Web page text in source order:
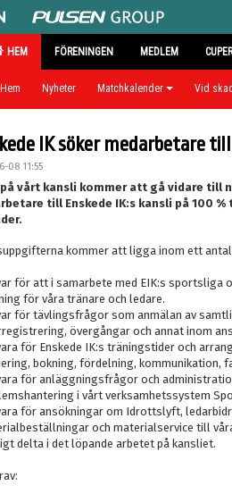
HEM FÖRENINGEN MEDLEM
Hem Nyheter Matchkalender Vid
IK söker medarbetare
08 11:55
vårt kansli kommer att gå vidare till
till Enskede IK:s kansli på 100
kommer att ligga inom ett
för att i samarbete med EIK:s sportsliga
för våra tränare och ledare.
för tävlingsfrågor som anmälan av
övergångar och annat inom
för Enskede IK:s träningstider och
bokning, fördelning, kommunikation,
för anläggningsfrågor och
i vårt verksamhetssystem
för ansökningar om Idrottslyft,
och materialservice till
delta i det löpande arbetet på kansliet.